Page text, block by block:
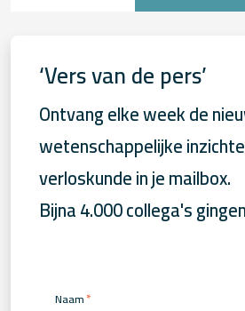
‘Vers van de pers’
Ontvang elke week de
wetenschappelijke
verloskunde in je mailbox.
Bijna 4.000 collega's
Naam*